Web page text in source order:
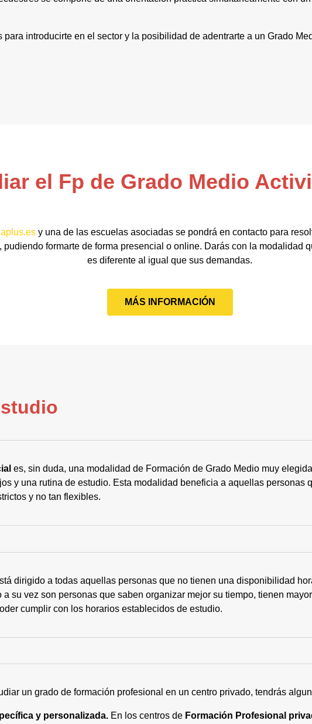
introducirte en el sector y la posibilidad de adentrarte a un Grado
el Fp de Grado Medio
y una de las escuelas asociadas se pondrá en contacto para
formarte de forma presencial o online. Darás con la modalidad
es diferente al igual que sus demandas.
MÁS INFORMACIÓN
es, sin duda, una modalidad de Formación de Grado Medio muy
y una rutina de estudio. Esta modalidad beneficia a aquellas personas
y no tan flexibles.
dirigido a todas aquellas personas que no tienen una disponibilidad
a su vez son personas que saben organizar mejor su tiempo, tienen
cumplir con los horarios establecidos de estudio.
un grado de formación profesional en un centro privado, tendrás
y personalizada. En los centros de Formación Profesional